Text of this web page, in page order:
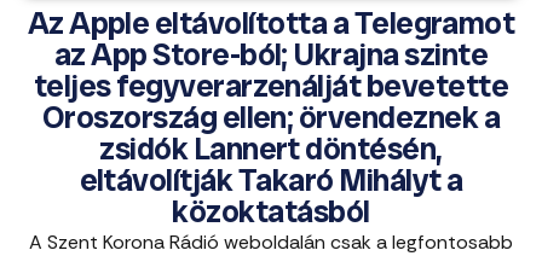
Az Apple eltávolította a Telegramot
az App Store-ból; Ukrajna szinte
teljes fegyverarzenálját bevetette
Oroszország ellen; örvendeznek a
zsidók Lannert döntésén,
eltávolítják Takaró Mihályt a
közoktatásból
A Szent Korona Rádió weboldalán csak a legfontosabb